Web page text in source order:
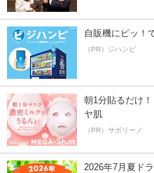
自販機にピッ！
（PR）ジハンピ
朝1分貼るだけ
ヤ肌
（PR）サボリーノ
2026年7月夏ド